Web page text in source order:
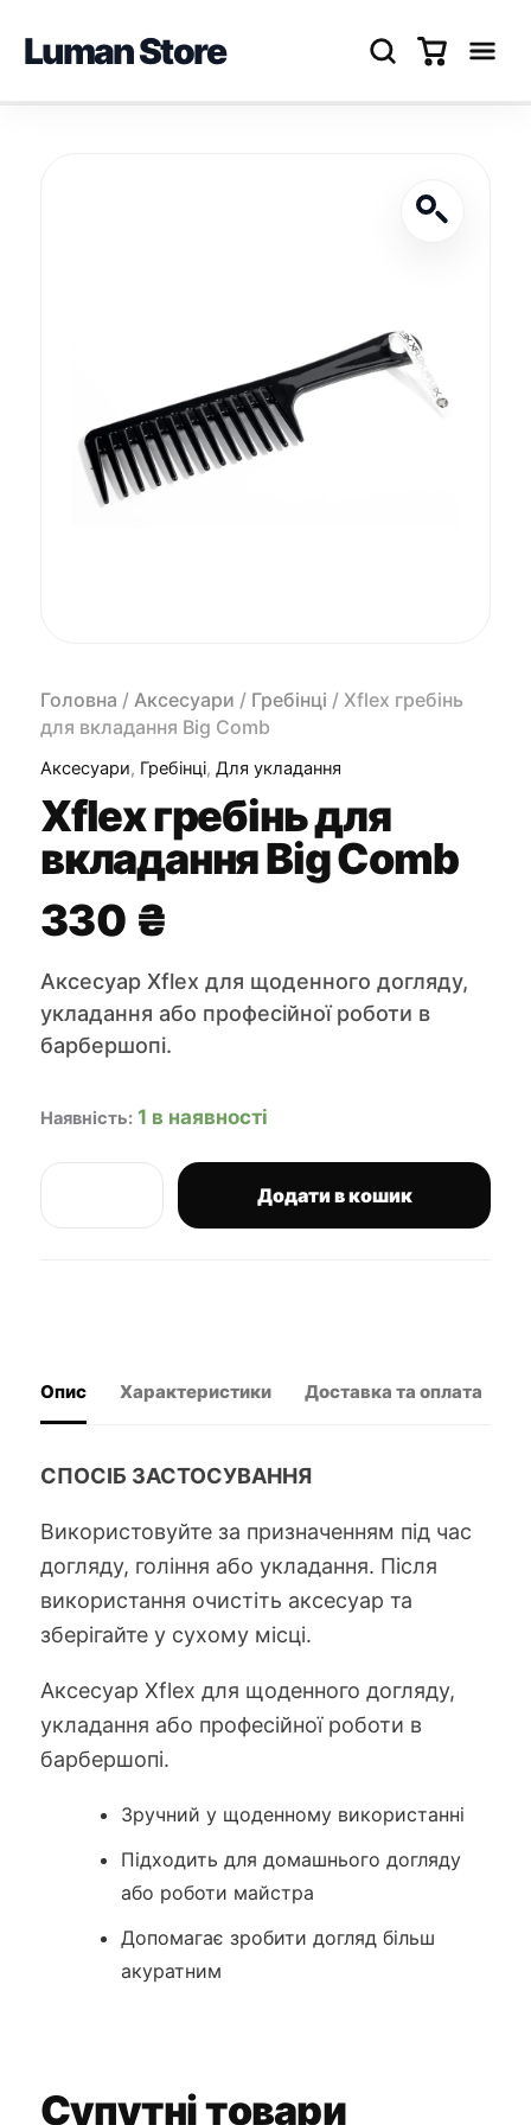
Luman Store
Головна / Аксесуари / Гребінці / Xflex гребінь
для вкладання Big Comb
Аксесуари, Гребінці, Для укладання
Xflex гребінь для
вкладання Big Comb
330 ₴
Аксесуар Xflex для щоденного догляду,
укладання або професійної роботи в
барбершопі.
Наявність: 1 в наявності
гребінь
Додати в кошик
Опис Характеристики Доставка та оплата
СПОСІБ ЗАСТОСУВАННЯ
Використовуйте за призначенням під час
догляду, гоління або укладання. Після
використання очистіть аксесуар та
зберігайте у сухому місці.
Аксесуар Xflex для щоденного догляду,
укладання або професійної роботи в
барбершопі.
Зручний у щоденному використанні
Підходить для домашнього догляду
або роботи майстра
Допомагає зробити догляд більш
акуратним
Супутні товари